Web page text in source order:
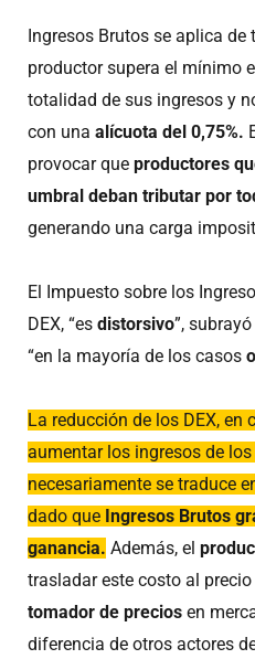
Ingresos Brutos se aplica
productor supera el mínimo
totalidad de sus ingresos y
con una alícuota del 0,75%.
provocar que productores
umbral deban tributar por
generando una carga
El Impuesto sobre los
DEX, “es distorsivo”,
“en la mayoría de los casos
La reducción de los DEX, en
aumentar los ingresos de
necesariamente se traduce
dado que Ingresos Brutos
ganancia. Además, el
trasladar este costo al
tomador de precios en
diferencia de otros actores